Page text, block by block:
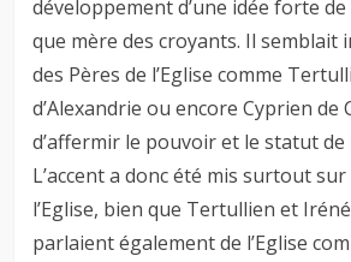
développement d’une idée forte de
que mère des croyants. Il
des Pères de l’Eglise comme
d’Alexandrie ou encore Cyprien de
d’affermir le pouvoir et le statut de
L’accent a donc été mis surtout
l’Eglise, bien que Tertullien et
parlaient également de l’Eglise